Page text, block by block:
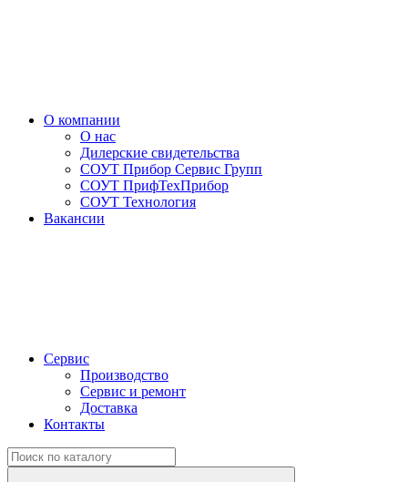
О компании
О нас
Дилерские свидетельства
СОУТ Прибор Сервис Групп
СОУТ ПрифТехПрибор
СОУТ Технология
Вакансии
Сервис
Производство
Сервис и ремонт
Доставка
Контакты